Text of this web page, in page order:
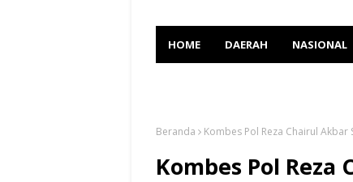
HOME DAERAH NASIONAL
Beranda Kombes Pol Reza Chairul
Kombes Pol